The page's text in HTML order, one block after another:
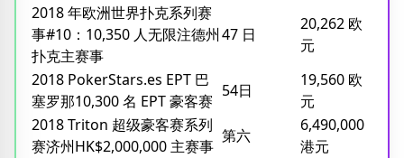
2018 年欧洲世界扑克系列赛
事#10：10,350 人无限注德州
扑克主赛事
47 日
20,262 欧
元
2018 PokerStars.es EPT 巴
塞罗那10,300 名 EPT 豪客赛
54日
19,560 欧
元
2018 Triton 超级豪客赛系列
赛济州HK$2,000,000 主赛事
第六
6,490,000
港元